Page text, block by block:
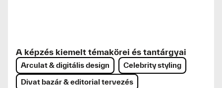
A képzés kiemelt témakörei és tantárgyai
Arculat & digitális design
Celebrity styling
Divat bazár & editorial tervezés